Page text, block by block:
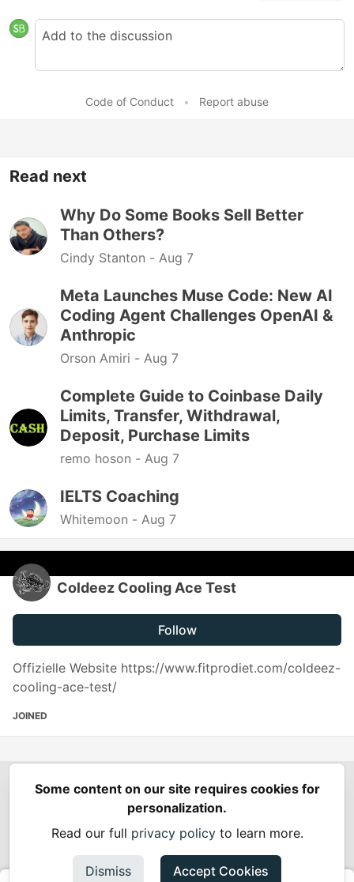
Code of Conduct • Report abuse
Read next
Why Do Some Books Sell Better
Than Others?
Cindy Stanton - Aug 7
Meta Launches Muse Code: New AI
Coding Agent Challenges OpenAI &
Anthropic
Orson Amiri - Aug 7
Complete Guide to Coinbase Daily
Limits, Transfer, Withdrawal,
Deposit, Purchase Limits
remo hoson - Aug 7
IELTS Coaching
Whitemoon - Aug 7
Coldeez Cooling Ace Test
Follow
Offizielle Website https://www.fitprodiet.com/coldeez-
cooling-ace-test/
JOINED
Spring Builders—
Podcasts
Spring Calendar
Built onForem— the open sourcesoftware that powers
and other inclusive communities.
Made with love andRuby on Rails. Spring Builders
Some content on our site requires cookies for
personalization.
Read our full privacy policyto learn more.
Dismiss Accept Cookies